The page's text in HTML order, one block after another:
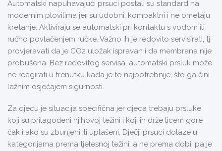
Automatski napuhavajući prsuci postali su standard na
modernim plovilima jer su udobni, kompaktni i ne ometaju
kretanje. Aktiviraju se automatski pri kontaktu s vodom ili
ručno povlačenjem ručke. Važno ih je redovito servisirati, tj.
provjeravati da je CO2 uložak ispravan i da membrana nije
probušena. Bez redovitog servisa, automatski prsluk može
ne reagirati u trenutku kada je to najpotrebnije, što ga čini
lažnim osjećajem sigurnosti.
Za djecu je situacija specifična jer djeca trebaju prsluke
koji su prilagođeni njihovoj težini i koji ih drže licem gore
čak i ako su zbunjeni ili uplašeni. Dječji prsuci dolaze u
kategorijama prema tjelesnoj težini, a ne prema dobi, pa je